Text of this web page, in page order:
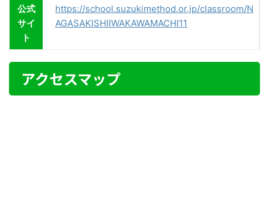
公式
サイ
ト
https://school.suzukimethod.or.jp/classroom/N
AGASAKISHIIWAKAWAMACHI11
アクセスマップ